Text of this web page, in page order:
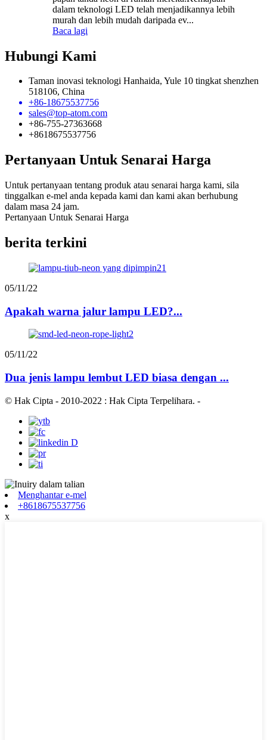
dalam teknologi LED telah menjadikannya lebih
murah dan lebih mudah daripada ev...
Baca lagi
Hubungi Kami
Taman inovasi teknologi Hanhaida, Yule 10 tingkat shenzhen
518106, China
+86-18675537756
sales@top-atom.com
+86-755-27363668
+8618675537756
Pertanyaan Untuk Senarai Harga
Untuk pertanyaan tentang produk atau senarai harga kami, sila
tinggalkan e-mel anda kepada kami dan kami akan berhubung
dalam masa 24 jam.
Pertanyaan Untuk Senarai Harga
berita terkini
05/11/22
Apakah warna jalur lampu LED?...
05/11/22
Dua jenis lampu lembut LED biasa dengan ...
© Hak Cipta - 2010-2022 : Hak Cipta Terpelihara. -
Menghantar e-mel
+8618675537756
x